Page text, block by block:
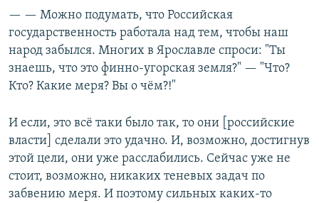
— — Можно подумать, что Российская
государственность работала над тем, чтобы наш
народ забылся. Многих в Ярославле спроси: "Ты
знаешь, что это финно-угорская земля?" — "Что?
Кто? Какие меря? Вы о чём?!"
И если, это всё таки было так, то они [российские
власти] сделали это удачно. И, возможно, достигнув
этой цели, они уже расслабились. Сейчас уже не
стоит, возможно, никаких теневых задач по
забвению меря. И поэтому сильных каких-то